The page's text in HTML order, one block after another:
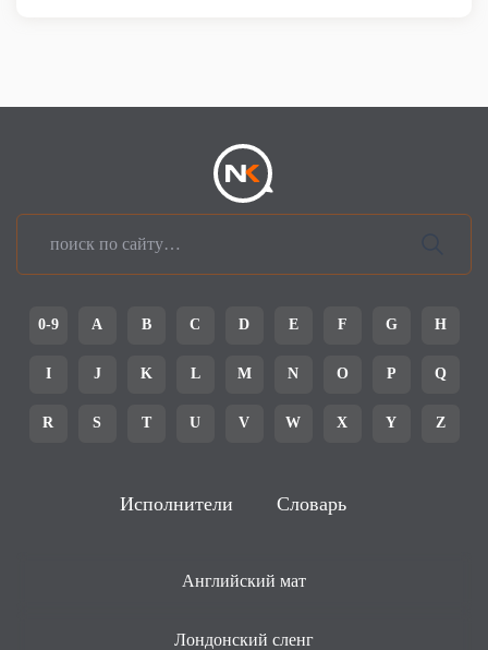
0-9 A B C D E F G H
I J K L M N O P Q
R S T U V W X Y Z
Исполнители Словарь
Английский мат
Лондонский сленг